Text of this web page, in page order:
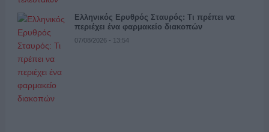
Ελληνικός Ερυθρός Σταυρός: Τι πρέπει να
περιέχει ένα φαρμακείο διακοπών
07/08/2026 - 13:54